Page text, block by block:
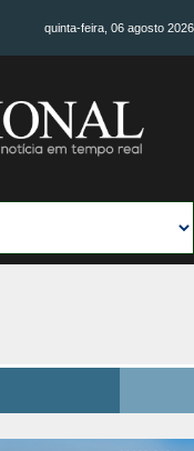
quinta-feira, 06 agosto 2026